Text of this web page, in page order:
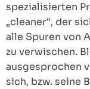
spezialisierten
„cleaner“, der
alle Spuren von
zu verwischen.
ausgesprochen
sich, bzw. seine